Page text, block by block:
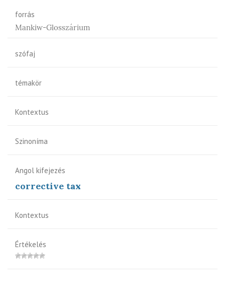
forrás
Mankiw-Glosszárium
szófaj
témakör
Kontextus
Szinoníma
Angol kifejezés
corrective tax
Kontextus
Értékelés